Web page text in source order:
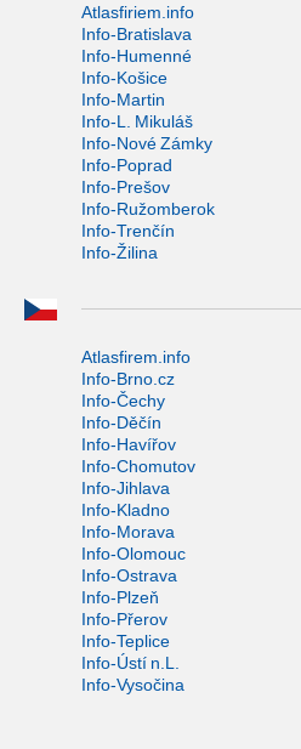
Atlasfiriem.info
Info-Bratislava
Info-Humenné
Info-Košice
Info-Martin
Info-L. Mikuláš
Info-Nové Zámky
Info-Poprad
Info-Prešov
Info-Ružomberok
Info-Trenčín
Info-Žilina
Atlasfirem.info
Info-Brno.cz
Info-Čechy
Info-Děčín
Info-Havířov
Info-Chomutov
Info-Jihlava
Info-Kladno
Info-Morava
Info-Olomouc
Info-Ostrava
Info-Plzeň
Info-Přerov
Info-Teplice
Info-Ústí n.L.
Info-Vysočina